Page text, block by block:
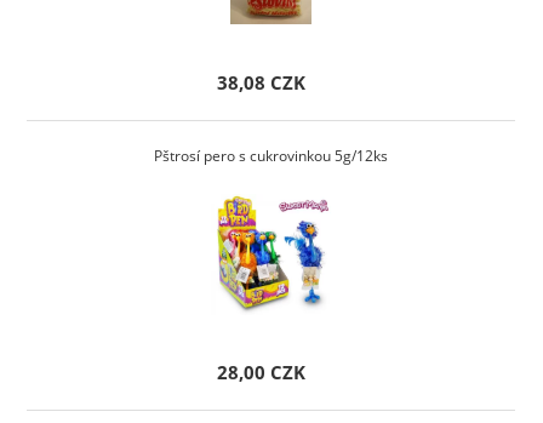
38,08 CZK
Pštrosí pero s cukrovinkou 5g/12ks
28,00 CZK